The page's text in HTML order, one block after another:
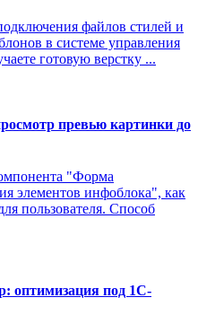
файлов стилей и
в системе управления
готовую верстку ...
превью картинки до
"Форма
элементов инфоблока", как
пользователя. Способ
оптимизация под 1С-